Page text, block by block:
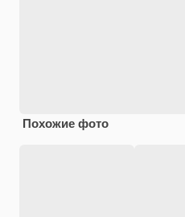
Похожие фото